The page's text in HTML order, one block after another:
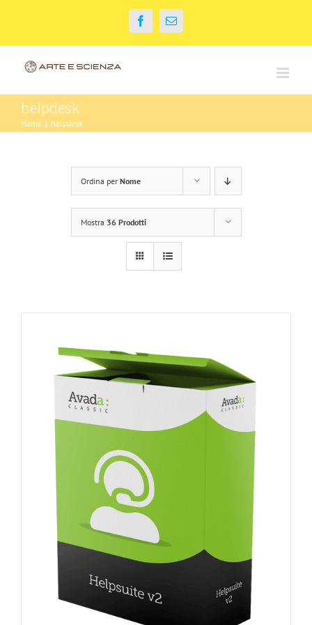
contenuto
FacebookEmail
helpdesk
Home | helpdesk
Ordina per Nome
Mostra 36 Prodotti